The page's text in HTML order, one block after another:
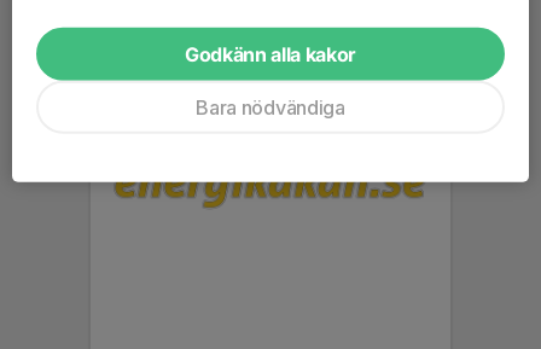
Godkänn alla kakor
Bara nödvändiga